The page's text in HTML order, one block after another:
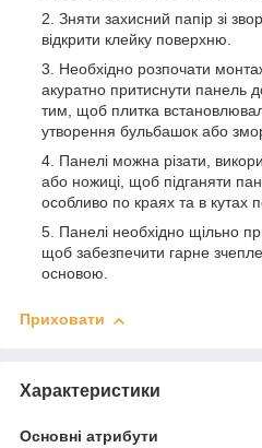
Зняти захисний папір зі
відкрити клейку поверхню.
Необхідно розпочати
акуратно притиснути панель
тим, щоб плитка
утворення бульбашок або
Панелі можна різати,
або ножиці, щоб підганяти
особливо по краях та в кутах
Панелі необхідно щільно
щоб забезпечити гарне
основою.
Приховати
Характеристики
Основні атрибути